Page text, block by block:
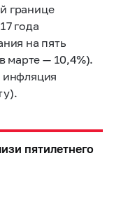
границе
года
на пять
марте — 10,4%).
инфляция
пятилетнего